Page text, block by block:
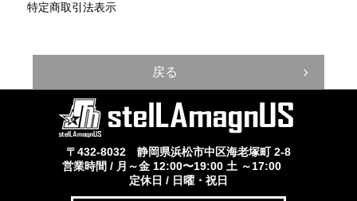
特定商取引法表示
戻る
〒432-8032 静岡県浜松市中区海老塚町 2-8
営業時間 / 月～金 12:00〜19:00 土 ～17:00
定休日 / 日曜・祝日